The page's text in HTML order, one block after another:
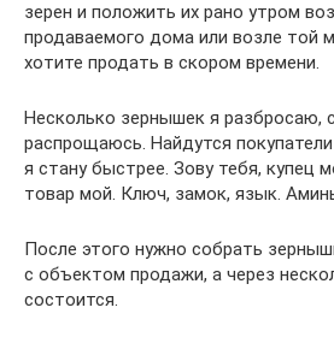
зерен и положить их рано утром
продаваемого дома или возле той
хотите продать в скором времени.
Несколько зернышек я разбросаю,
распрощаюсь. Найдутся
я стану быстрее. Зову тебя, купец
товар мой. Ключ, замок, язык.
После этого нужно собрать
с объектом продажи, а через
состоится.